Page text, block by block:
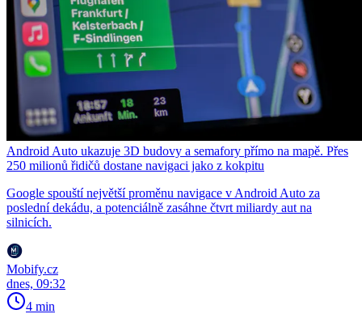
Android Auto ukazuje 3D budovy a semafory přímo na mapě. Přes
250 milionů řidičů dostane navigaci jako z kokpitu
Google spouští největší proměnu navigace v Android Auto za
poslední dekádu, a potenciálně zasáhne čtvrt miliardy aut na
silnicích.
Mobify.cz
dnes, 09:32
4 min